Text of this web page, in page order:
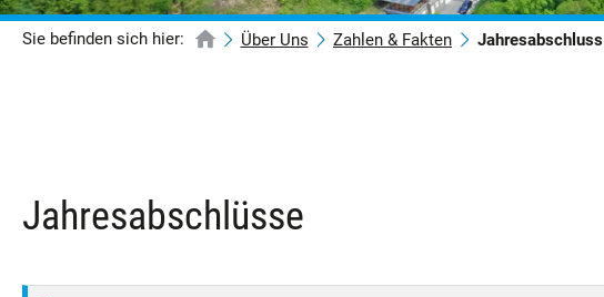
Sie befinden sich hier: Über Uns Zahlen & Fakten Jahresabschluss
Jahresabschlüsse